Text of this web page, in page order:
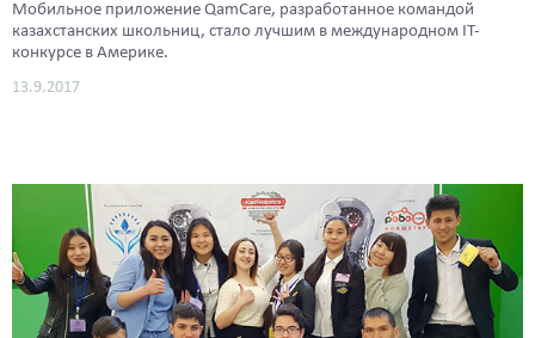
Мобильное приложение QamCare, разработанное командой
казахстанских школьниц, стало лучшим в международном IT-
конкурсе в Америке.
13.9.2017